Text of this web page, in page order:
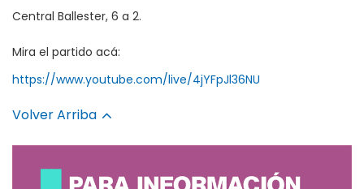
Central Ballester, 6 a 2.
Mira el partido acá:
https://www.youtube.com/live/4jYFpJl36NU
Volver Arriba